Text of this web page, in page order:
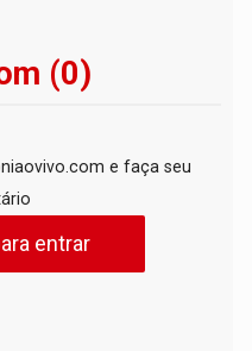
(0)
e faça seu
entrar